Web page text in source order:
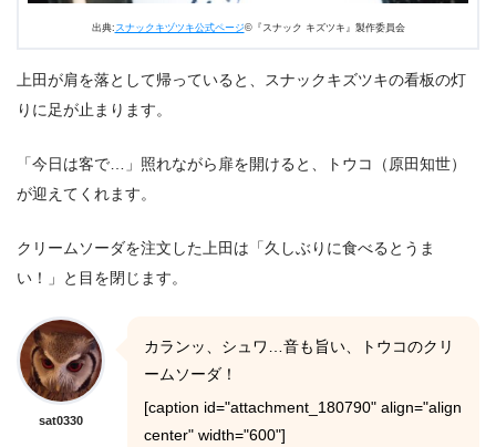
出典: スナックキヅツキ公式ページ©『スナック キズツキ』製作委員会
上田が肩を落として帰っていると、スナックキズツキの看板の灯
りに足が止まります。
「今日は客で…」照れながら扉を開けると、トウコ（原田知世）
が迎えてくれます。
クリームソーダを注文した上田は「久しぶりに食べるとうま
い！」と目を閉じます。
sat0330
カランッ、シュワ…音も旨い、トウコのクリ
ームソーダ！
[caption id="attachment_180790" align="align
center" width="600"]